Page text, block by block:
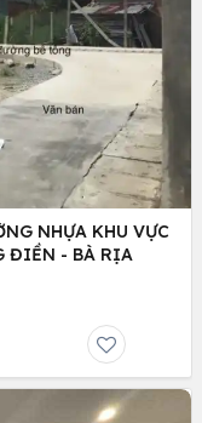
NHỰA KHU VỰC
ĐIỀN - BÀ RỊA